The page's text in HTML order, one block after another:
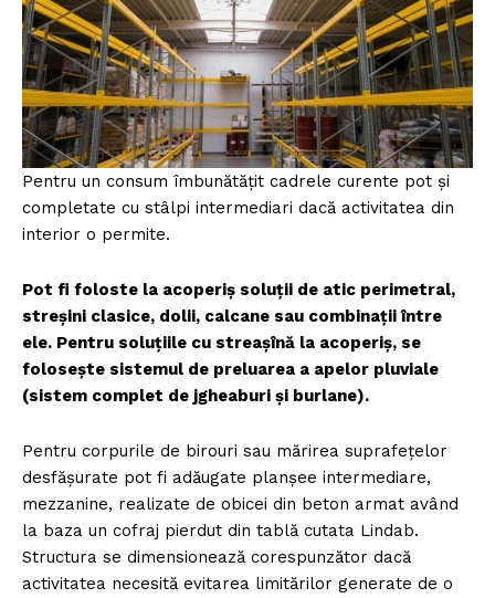
Pentru un consum îmbunătățit cadrele curente pot și
completate cu stâlpi intermediari dacă activitatea din
interior o permite.
Pot fi foloste la acoperiș soluții de atic perimetral,
streșini clasice, dolii, calcane sau combinații între
ele. Pentru soluțiile cu streașînă la acoperiș, se
folosește sistemul de preluarea a apelor pluviale
(sistem complet de jgheaburi și burlane).
Pentru corpurile de birouri sau mărirea suprafețelor
desfășurate pot fi adăugate planșee intermediare,
mezzanine, realizate de obicei din beton armat având
la baza un cofraj pierdut din tablă cutata Lindab.
Structura se dimensionează corespunzător dacă
activitatea necesită evitarea limitărilor generate de o